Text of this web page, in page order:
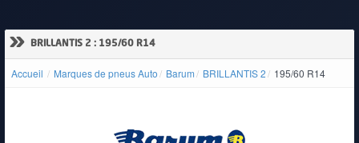
» BRILLANTIS 2 : 195/60 R14
Accueil Marques de pneus Auto Barum BRILLANTIS 2 195/60 R14
NEUVES